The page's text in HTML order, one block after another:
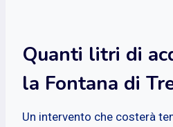
Quanti litri di
la Fontana di
Un intervento che costerà